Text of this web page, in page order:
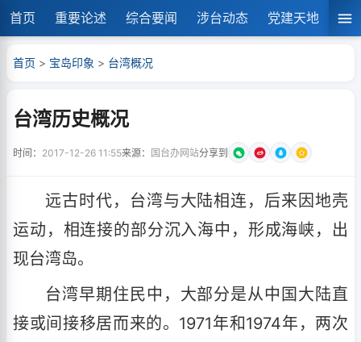
首页 重要论述 综合要闻 涉台动态 党建天地 湘
首页 > 宝岛印象 > 台湾概况
台湾历史概况
时间： 2017-12-26 11:55来源： 国台办网站分享到
远古时代，台湾与大陆相连，后来因地壳
运动，相连接的部分沉入海中，形成海峡，出
现台湾岛。
台湾早期住民中，大部分是从中国大陆直
接或间接移居而来的。1971年和1974年，两次